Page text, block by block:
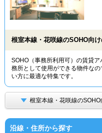
根室本線・花咲線のSOHO向
SOHO（事務所利用可）の賃貸
務所として使用ができる物件な
い方に最適な特集です。
根室本線・花咲線の
沿線・住所から探す